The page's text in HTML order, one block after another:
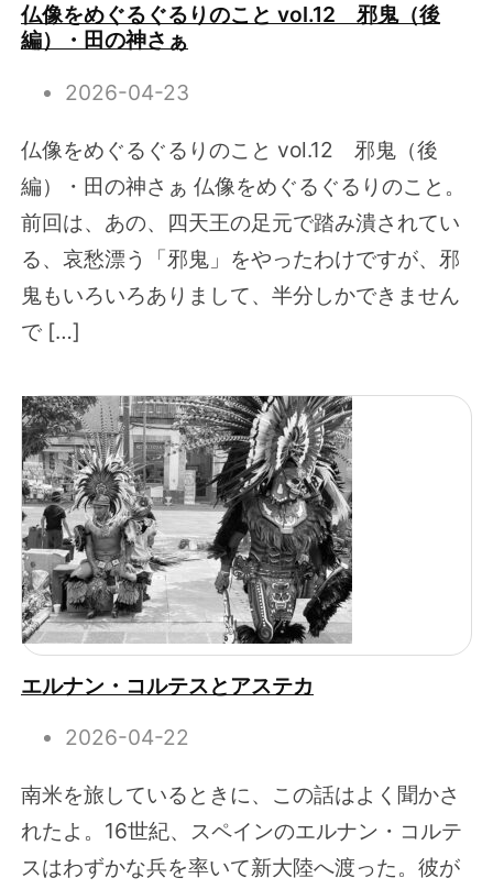
仏像をめぐるぐるりのこと vol.12 邪鬼（後
編）・田の神さぁ
2026-04-23
仏像をめぐるぐるりのこと vol.12 邪鬼（後
編）・田の神さぁ 仏像をめぐるぐるりのこと。
前回は、あの、四天王の足元で踏み潰されてい
る、哀愁漂う「邪鬼」をやったわけですが、邪
鬼もいろいろありまして、半分しかできません
で […]
エルナン・コルテスとアステカ
2026-04-22
南米を旅しているときに、この話はよく聞かさ
れたよ。16世紀、スペインのエルナン・コルテ
スはわずかな兵を率いて新大陸へ渡った。彼が